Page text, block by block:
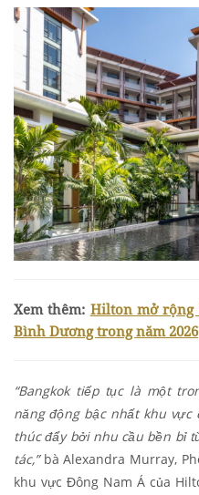
Xem thêm: Hilton mở rộng
Bình Dương trong năm 2026
“Bangkok tiếp tục là một
năng động bậc nhất khu vực
thúc đẩy bởi nhu cầu bền bỉ
tác,”bà Alexandra Murray,
khu vực Đông Nam Á của